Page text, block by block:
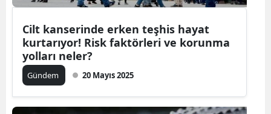
Cilt kanserinde erken teşhis hayat
kurtarıyor! Risk faktörleri ve korunma
yolları neler?
Gündem 20 Mayıs 2025